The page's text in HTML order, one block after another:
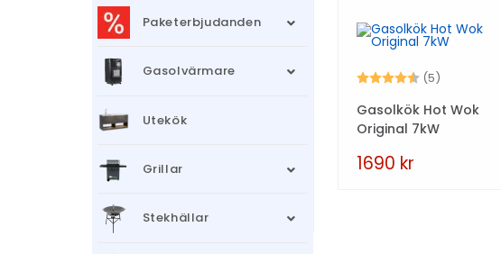
Betyg: (5)
Gasolkök Hot Wok
Original 7kW
1690 kr
Paketerbjudanden
Gasolvärmare
Utekök
Grillar
Stekhällar